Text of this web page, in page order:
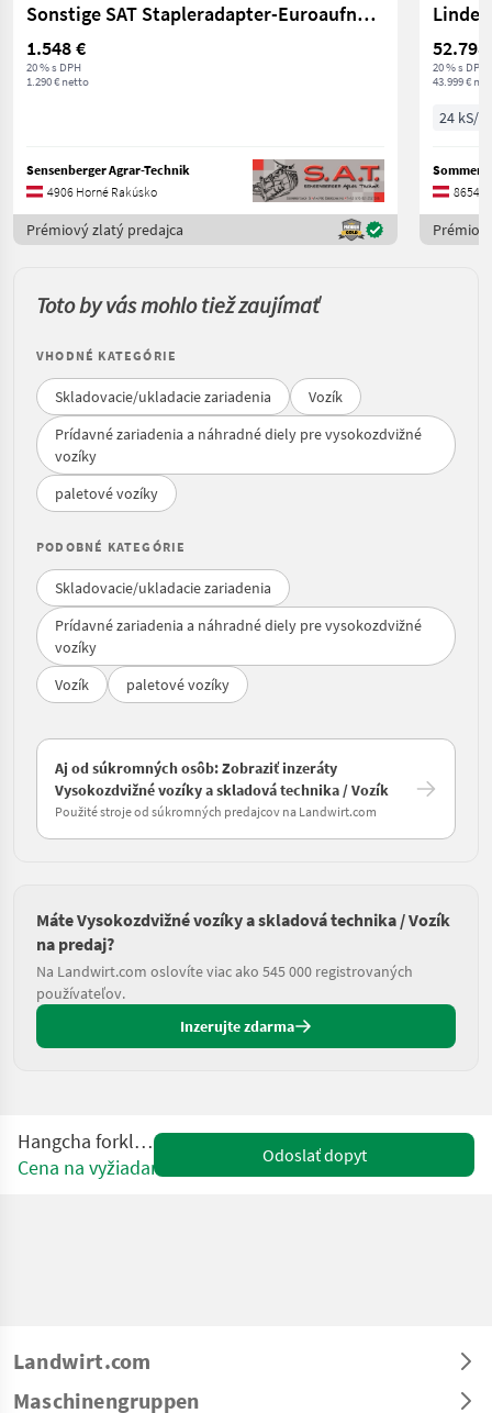
Sonstige SAT Stapleradapter-Euroaufnahme
1.548 €
20 % s DPH
1.290 € netto
Sensenberger Agrar-Technik
4906 Horné Rakúsko
Prémiový zlatý predajca
Linde
20 % s DPH
43.999 €
24 kS/
8654
Toto by vás mohlo tiež zaujímať
VHODNÉ KATEGÓRIE
Skladovacie/ukladacie zariadenia
Vozík
Prídavné zariadenia a náhradné diely pre vysokozdvižné
vozíky
paletové vozíky
PODOBNÉ KATEGÓRIE
Skladovacie/ukladacie zariadenia
Prídavné zariadenia a náhradné diely pre vysokozdvižné
vozíky
Vozík
paletové vozíky
Aj od súkromných osôb: Zobraziť inzeráty
Vysokozdvižné vozíky a skladová technika / Vozík
Použité stroje od súkromných predajcov na Landwirt.com
Máte Vysokozdvižné vozíky a skladová technika / Vozík
na predaj?
Na Landwirt.com oslovíte viac ako 545 000 registrovaných
používateľov.
Inzerujte zdarma
Hangcha forklifts CPD25
Cena na vyžiadanie
Odoslať dopyt
Landwirt.com
Maschinengruppen